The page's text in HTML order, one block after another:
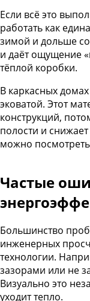
Если всё это
работать как
зимой и дольше
и даёт ощущение
тёплой коробки.
В каркасных
эковатой. Этот
конструкций,
полости и
можно посмотреть
Частые
Большинство
инженерных
технологии.
зазорами или не
Визуально это
уходит тепло.